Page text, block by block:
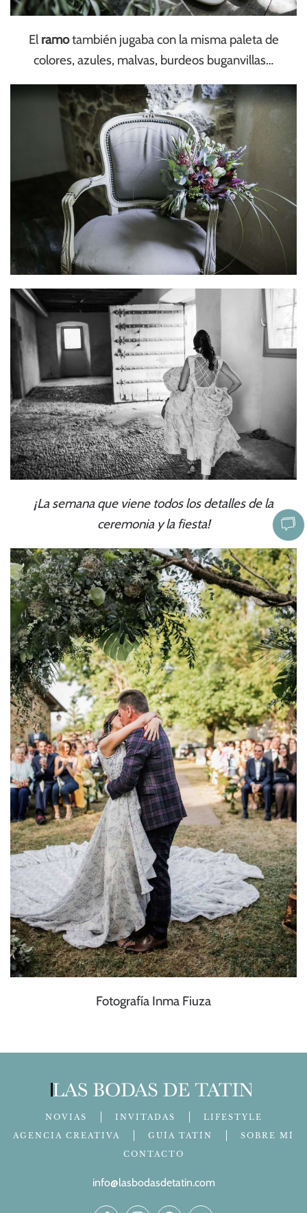
Elramotambién jugaba con la misma paleta de
colores, azules, malvas, burdeos buganvillas…
¡La semana que viene todos los detalles de la
ceremonia y la fiesta!
Fotografía Inma Fiuza
NOVIAS INVITADAS
LIFESTYLE
AGENCIA CREATIVA
GUÍA TATÍN
SOBRE MÍ
CONTACTO
info@lasbodasdetatin.com